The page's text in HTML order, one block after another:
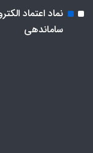
نماد اعتماد
ساماندهی